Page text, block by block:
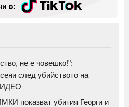
в:
не е човешко!":
след убийството на
показват убития Георги и